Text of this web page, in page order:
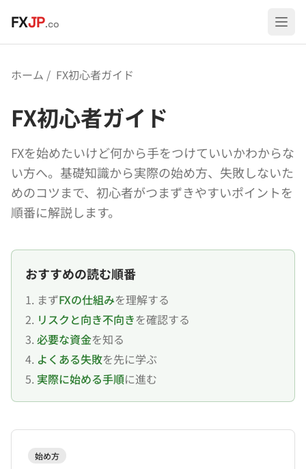
FXJP.co
ホーム FX初心者ガイド
FX初心者ガイド
FXを始めたいけど何から手をつけていいかわからな
い方へ。基礎知識から実際の始め方、失敗しないた
めのコツまで、初心者がつまずきやすいポイントを
順番に解説します。
おすすめの読む順番
1. まずFXの仕組みを理解する
2. リスクと向き不向きを確認する
3. 必要な資金を知る
4. よくある失敗を先に学ぶ
5. 実際に始める手順に進む
始め方